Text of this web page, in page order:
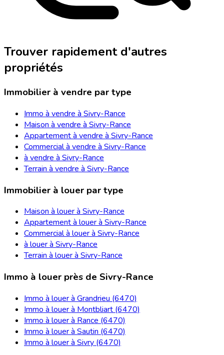
Trouver rapidement d'autres
propriétés
Immobilier à vendre par type
Immo à vendre à Sivry-Rance
Maison à vendre à Sivry-Rance
Appartement à vendre à Sivry-Rance
Commercial à vendre à Sivry-Rance
à vendre à Sivry-Rance
Terrain à vendre à Sivry-Rance
Immobilier à louer par type
Maison à louer à Sivry-Rance
Appartement à louer à Sivry-Rance
Commercial à louer à Sivry-Rance
à louer à Sivry-Rance
Terrain à louer à Sivry-Rance
Immo à louer près de Sivry-Rance
Immo à louer à Grandrieu (6470)
Immo à louer à Montbliart (6470)
Immo à louer à Rance (6470)
Immo à louer à Sautin (6470)
Immo à louer à Sivry (6470)